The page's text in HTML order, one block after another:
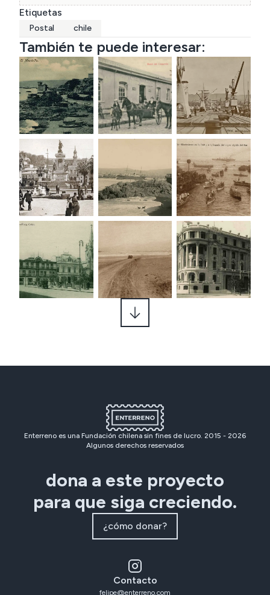
Etiquetas
Postal chile
También te puede interesar:
Enterreno es una Fundación chilena sin fines de lucro. 2015 - 2026
Algunos derechos reservados
dona a este proyecto
para que siga creciendo.
¿cómo donar?
Contacto
felipe@enterreno.com